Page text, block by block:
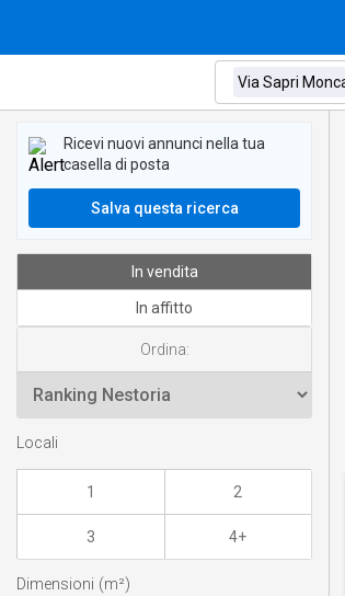
Ricevi nuovi annunci nella tua
casella di posta
Salva questa ricerca
In vendita
In affitto
Ordina:
Locali
1 2
3 4+
Dimensioni (m²)